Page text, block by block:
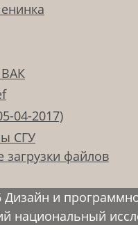
04-2017)
СГУ
файлов
Дизайн и
национальный